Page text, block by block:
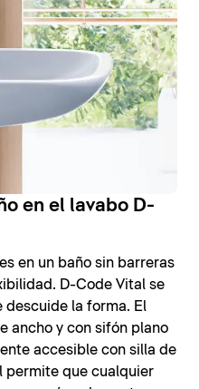
en el lavabo D-
en un baño sin barreras
D-Code Vital se
descuide la forma. El
ancho y con sifón plano
accesible con silla de
permite que cualquier